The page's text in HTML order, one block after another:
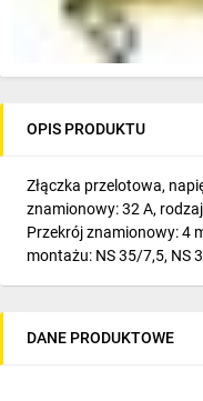
OPIS PRODUKTU
Złączka przelotowa,
znamionowy: 32 A,
Przekrój znamionowy: 4
montażu: NS 35/7,5, NS
DANE PRODUKTOWE